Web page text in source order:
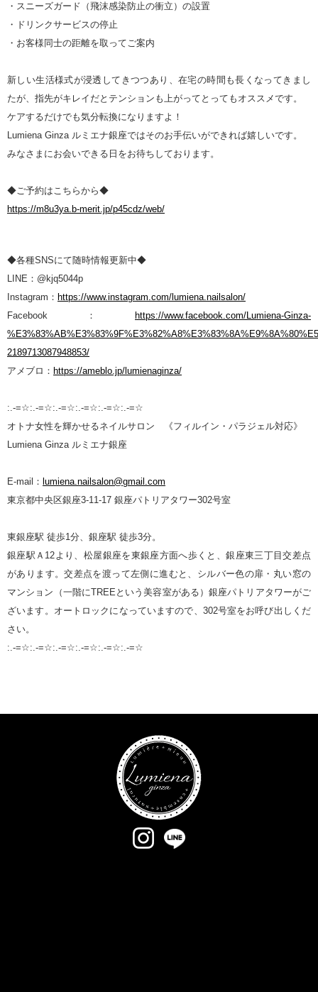
・スニーズガード（飛沫感染防止の衝立）の設置
・ドリンクサービスの停止
・お客様同士の距離を取ってご案内
新しい生活様式が浸透してきつつあり、在宅の時間も長くなってきまし
たが、指先がキレイだとテンションも上がってとってもオススメです。
ケアするだけでも気分転換になりますよ！
Lumiena Ginza ルミエナ銀座ではそのお手伝いができれば嬉しいです。
みなさまにお会いできる日をお待ちしております。
◆ご予約はこちらから◆
https://m8u3ya.b-merit.jp/p45cdz/web/
◆各種SNSにて随時情報更新中◆
LINE：@kjq5044p
Instagram： https://www.instagram.com/lumiena.nailsalon/
Facebook：
https://www.facebook.com/Lumiena-Ginza-
2189713087948853/
アメブロ： https://ameblo.jp/lumienaginza/
:.-=☆:.-=☆:.-=☆:.-=☆:.-=☆:.-=☆
オトナ女性を輝かせるネイルサロン 《フィルイン・パラジェル対応》
Lumiena Ginza ルミエナ銀座
E-mail： lumiena.nailsalon@gmail.com
東京都中央区銀座3-11-17 銀座パトリアタワー302号室
東銀座駅 徒歩1分、銀座駅 徒歩3分。
銀座駅Ａ12より、松屋銀座を東銀座方面へ歩くと、銀座東三丁目交差点
があります。交差点を渡って左側に進むと、シルバー色の扉・丸い窓の
マンション（一階にTREEという美容室がある）銀座パトリアタワーがご
ざいます。オートロックになっていますので、302号室をお呼び出しくだ
さい。
:.-=☆:.-=☆:.-=☆:.-=☆:.-=☆:.-=☆